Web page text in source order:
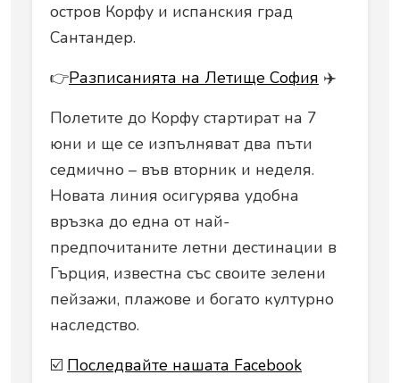
остров Корфу и испанския град
Сантандер.
👉Разписанията на Летище София ✈️
Полетите до Корфу стартират на 7
юни и ще се изпълняват два пъти
седмично – във вторник и неделя.
Новата линия осигурява удобна
връзка до една от най-
предпочитаните летни дестинации в
Гърция, известна със своите зелени
пейзажи, плажове и богато културно
наследство.
☑️ Последвайте нашата Facebook